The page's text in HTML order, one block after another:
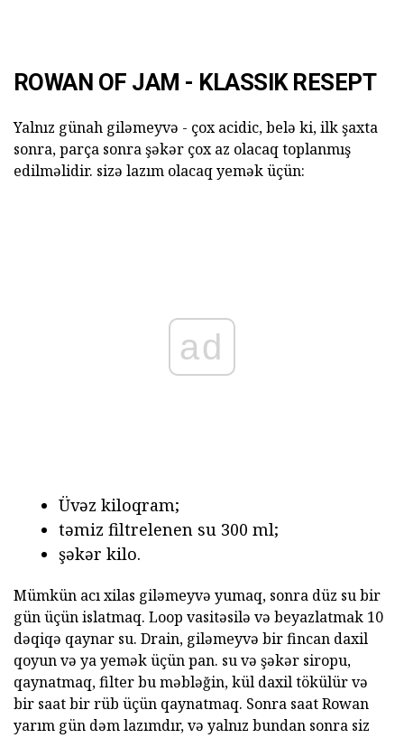
ROWAN OF JAM - KLASSIK RESEPT
Yalnız günah giləmeyvə - çox acidic, belə ki, ilk şaxta
sonra, parça sonra şəkər çox az olacaq toplanmış
edilməlidir. sizə lazım olacaq yemək üçün:
ad
Üvəz kiloqram;
təmiz filtrelenen su 300 ml;
şəkər kilo.
Mümkün acı xilas giləmeyvə yumaq, sonra düz su bir
gün üçün islatmaq. Loop vasitəsilə və beyazlatmak 10
dəqiqə qaynar su. Drain, giləmeyvə bir fincan daxil
qoyun və ya yemək üçün pan. su və şəkər siropu,
qaynatmaq, filter bu məbləğin, kül daxil tökülür və
bir saat bir rüb üçün qaynatmaq. Sonra saat Rowan
yarım gün dəm lazımdır, və yalnız bundan sonra siz